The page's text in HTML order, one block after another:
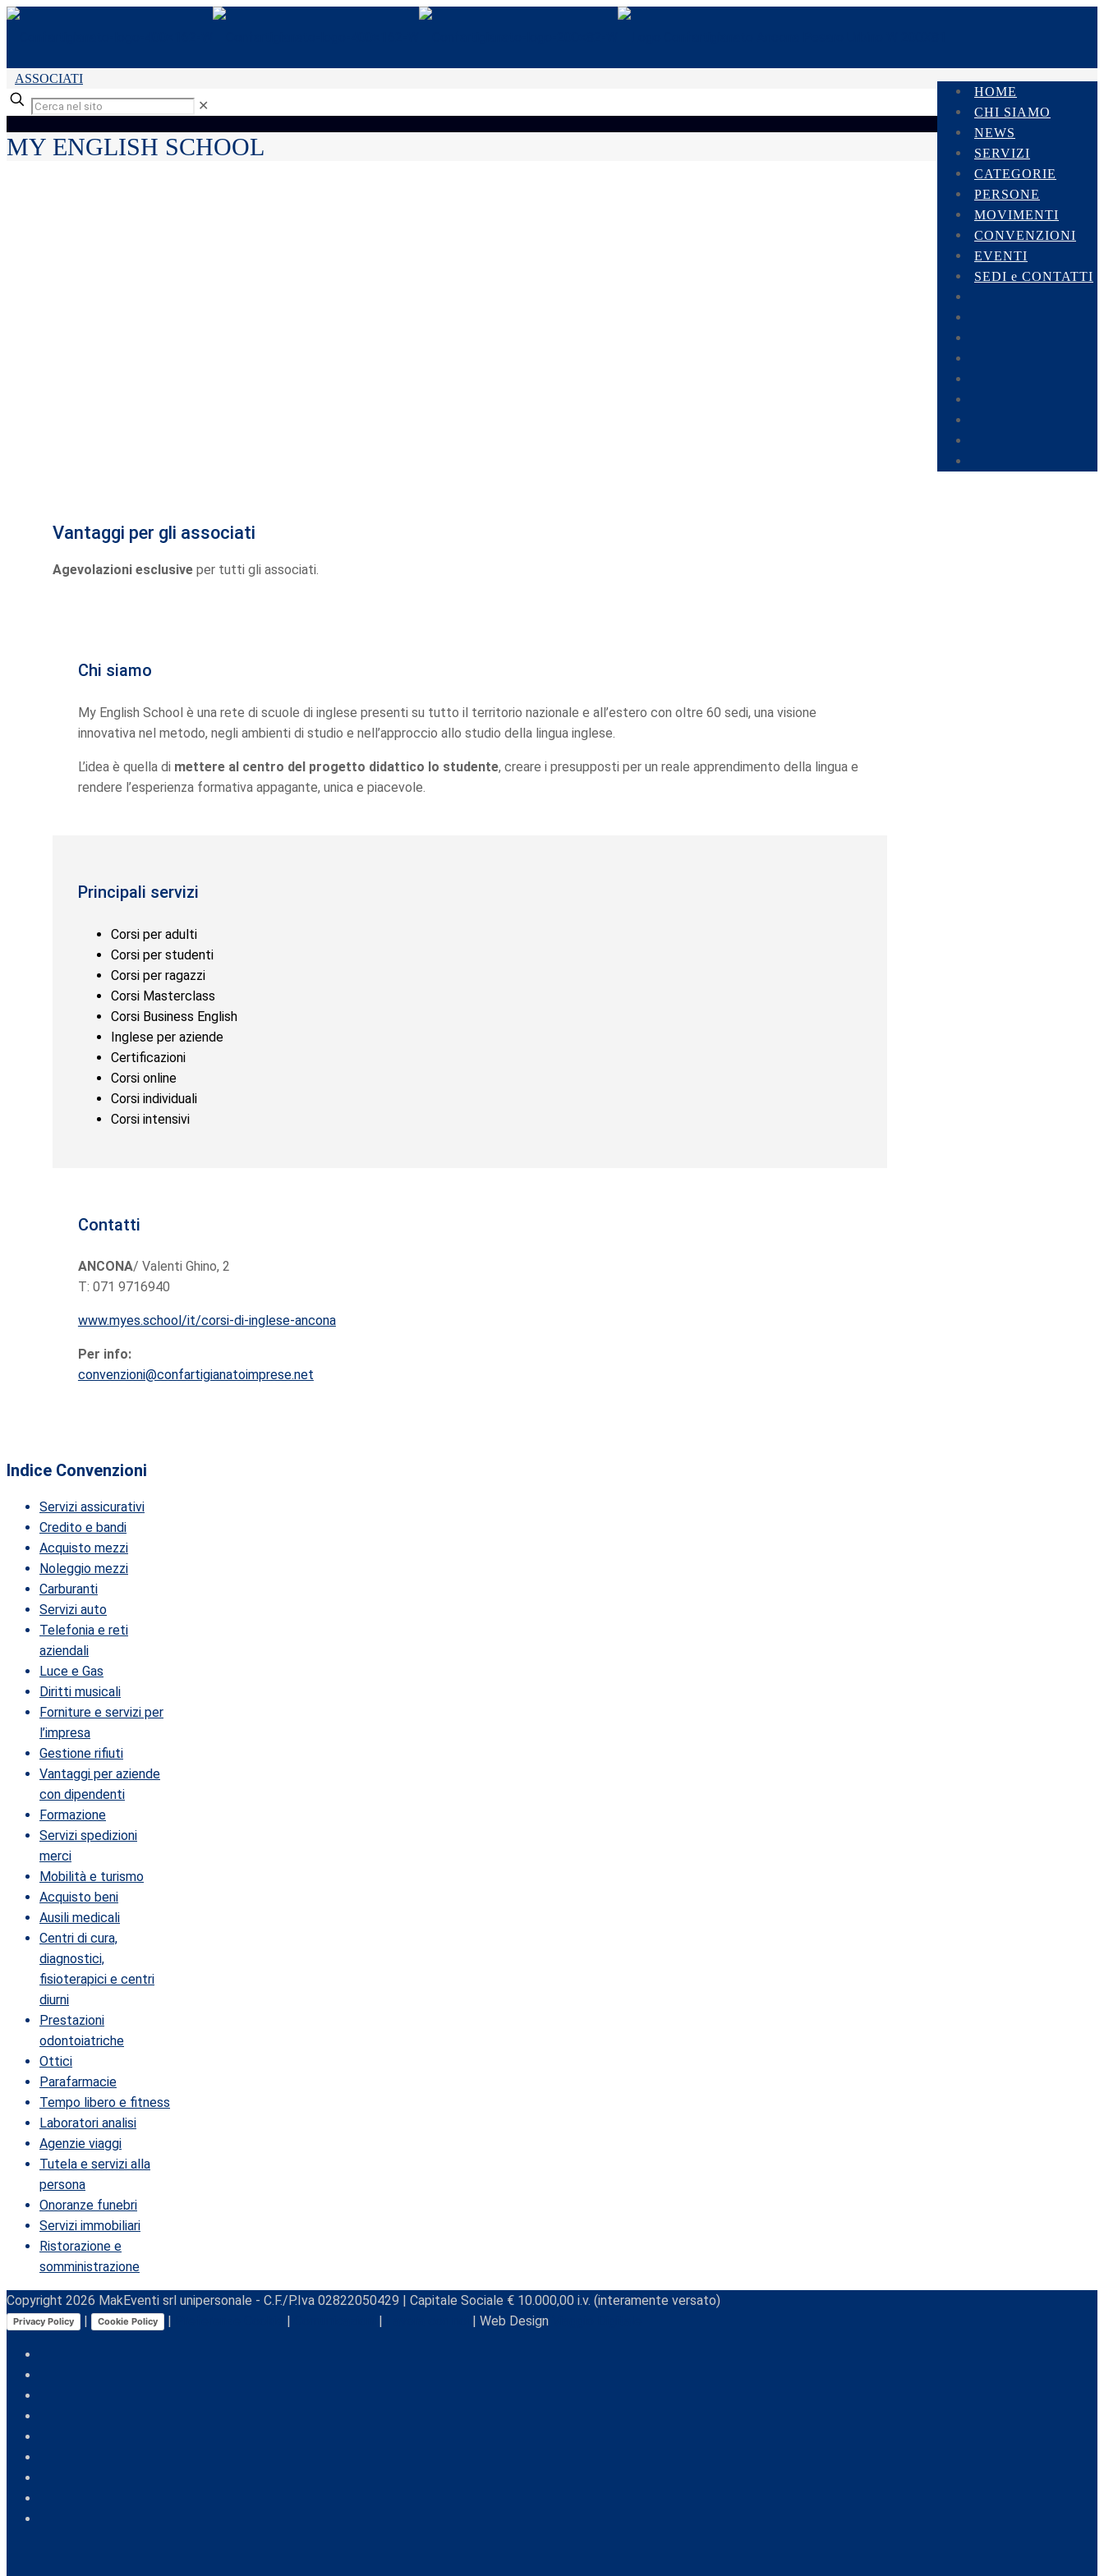
HOME
CHI SIAMO
NEWS
SERVIZI
CATEGORIE
PERSONE
MOVIMENTI
CONVENZIONI
EVENTI
SEDI e CONTATTI
ASSOCIATI
✕
MY ENGLISH SCHOOL
Vantaggi per gli associati
Agevolazioni esclusive per tutti gli associati.
Chi siamo
My English School è una rete di scuole di inglese presenti su tutto il territorio nazionale e all’estero con oltre 60 sedi, una visione
innovativa nel metodo, negli ambienti di studio e nell’approccio allo studio della lingua inglese.
L’idea è quella di mettere al centro del progetto didattico lo studente, creare i presupposti per un reale apprendimento della lingua e
rendere l’esperienza formativa appagante, unica e piacevole.
Principali servizi
Corsi per adulti
Corsi per studenti
Corsi per ragazzi
Corsi Masterclass
Corsi Business English
Inglese per aziende
Certificazioni
Corsi online
Corsi individuali
Corsi intensivi
Contatti
ANCONA/ Valenti Ghino, 2
T: 071 9716940
www.myes.school/it/corsi-di-inglese-ancona
Per info:
convenzioni@confartigianatoimprese.net
Indice Convenzioni
Servizi assicurativi
Credito e bandi
Acquisto mezzi
Noleggio mezzi
Carburanti
Servizi auto
Telefonia e reti
aziendali
Luce e Gas
Diritti musicali
Forniture e servizi per
l’impresa
Gestione rifiuti
Vantaggi per aziende
con dipendenti
Formazione
Servizi spedizioni
merci
Mobilità e turismo
Acquisto beni
Ausili medicali
Centri di cura,
diagnostici,
fisioterapici e centri
diurni
Prestazioni
odontoiatriche
Ottici
Parafarmacie
Tempo libero e fitness
Laboratori analisi
Agenzie viaggi
Tutela e servizi alla
persona
Onoranze funebri
Servizi immobiliari
Ristorazione e
somministrazione
Copyright 2026 MakEventi srl unipersonale - C.F./P.Iva 02822050429 | Capitale Sociale € 10.000,00 i.v. (interamente versato)
Privacy Policy | Cookie Policy | | | | Web Design